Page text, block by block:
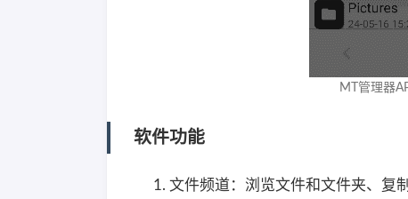
MT管理器
软件功能
文件频道：浏览文件和文件夹、复